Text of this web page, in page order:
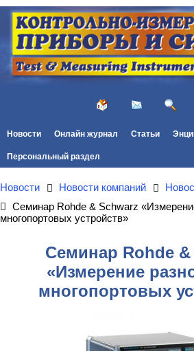
Новости Онлайн журнал Статьи
Персональный раздел
Новости Новости компаний
Семинар Rohde & Schwarz
многопортовых устройств»
Семинар Rohde &
«Измерение
многопортовых